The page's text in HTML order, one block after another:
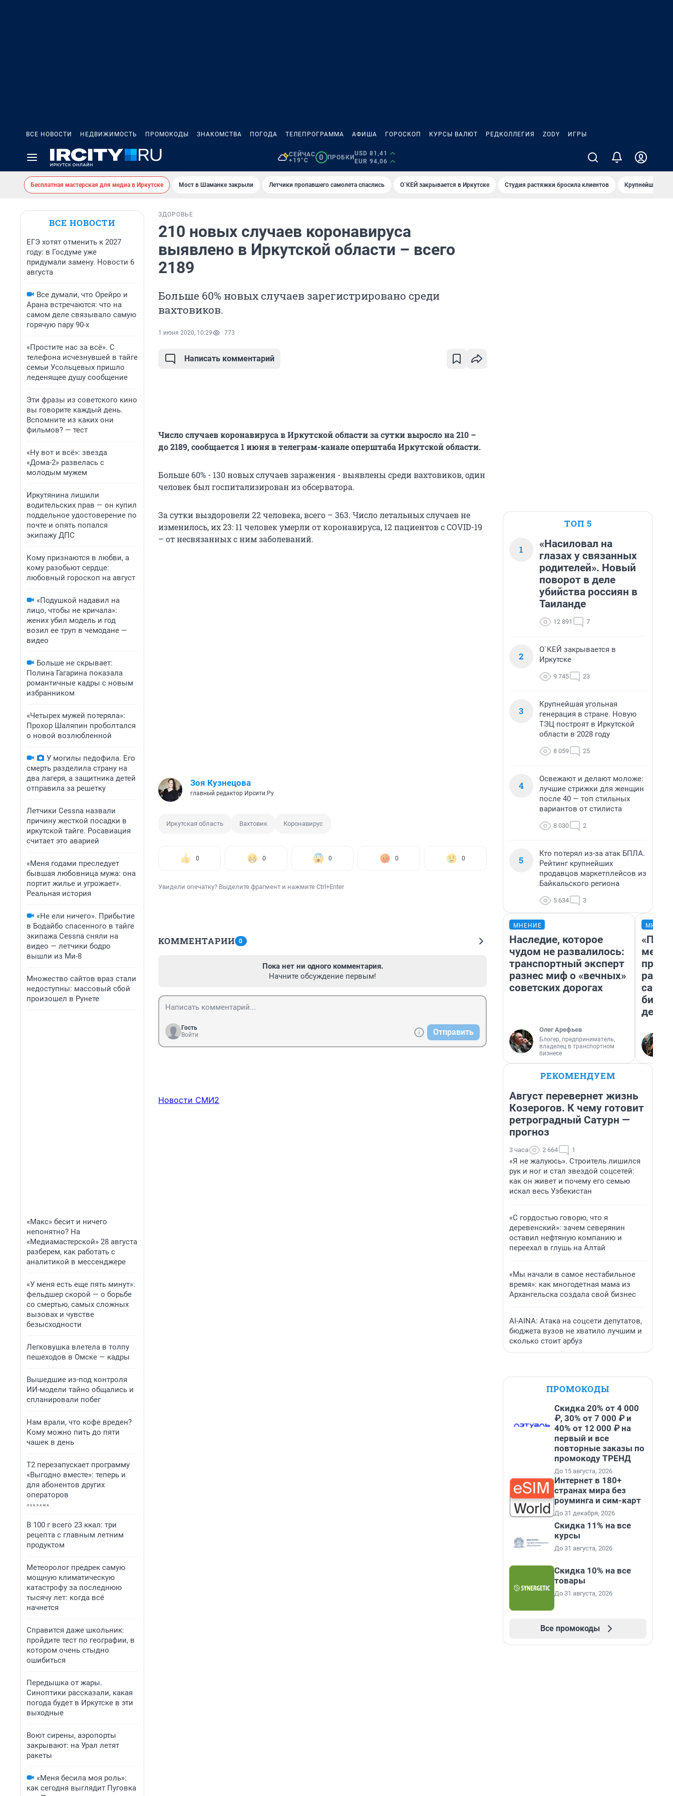
ВСЕ НОВОСТИ НЕДВИЖИМОСТЬ ПРОМОКОДЫ ЗНАКОМСТВА ПОГОДА ТЕЛЕПРОГРАММА АФИША ГОРОСКОП КУРСЫ ВАЛЮТ РЕДКОЛЛЕГИЯ ZODY ИГРЫ
СЕЙЧАС
+19°C
0 ПРОБКИ
USD 81,41
EUR 94,06
Бесплатная мастерская для медиа в Иркутске Мост в Шаманке закрыли Летчики пропавшего самолета спаслись О`КЕЙ закрывается в Иркутске Студия растяжки бросила клиентов Крупнейшие
ВСЕ НОВОСТИ
ЕГЭ хотят отменить к 2027
году: в Госдуме уже
придумали замену. Новости 6
августа
Все думали, что Орейро и
Арана встречаются: что на
самом деле связывало самую
горячую пару 90-х
«Простите нас за всё». С
телефона исчезнувшей в тайге
семьи Усольцевых пришло
леденящее душу сообщение
Эти фразы из советского кино
вы говорите каждый день.
Вспомните из каких они
фильмов? — тест
«Ну вот и всё»: звезда
«Дома-2» развелась с
молодым мужем
Иркутянина лишили
водительских прав — он купил
поддельное удостоверение по
почте и опять попался
экипажу ДПС
Кому признаются в любви, а
кому разобьют сердце:
любовный гороскоп на август
«Подушкой надавил на
лицо, чтобы не кричала»:
жених убил модель и год
возил ее труп в чемодане —
видео
Больше не скрывает:
Полина Гагарина показала
романтичные кадры с новым
избранником
«Четырех мужей потеряла»:
Прохор Шаляпин проболтался
о новой возлюбленной
У могилы педофила. Его
смерть разделила страну на
два лагеря, а защитника детей
отправила за решетку
Летчики Cessna назвали
причину жесткой посадки в
иркутской тайге. Росавиация
считает это аварией
«Меня годами преследует
бывшая любовница мужа: она
портит жилье и угрожает».
Реальная история
«Не ели ничего». Прибытие
в Бодайбо спасенного в тайге
экипажа Cessna сняли на
видео — летчики бодро
вышли из Ми-8
Множество сайтов враз стали
недоступны: массовый сбой
произошел в Рунете
«Макс» бесит и ничего
непонятно? На
«Медиамастерской» 28 августа
разберем, как работать с
аналитикой в мессенджере
«У меня есть еще пять минут»:
фельдшер скорой — о борьбе
со смертью, самых сложных
вызовах и чувстве
безысходности
Легковушка влетела в толпу
пешеходов в Омске — кадры
Вышедшие из-под контроля
ИИ-модели тайно общались и
спланировали побег
Нам врали, что кофе вреден?
Кому можно пить до пяти
чашек в день
Т2 перезапускает программу
«Выгодно вместе»: теперь и
для абонентов других
операторов
В 100 г всего 23 ккал: три
рецепта с главным летним
продуктом
Метеоролог предрек самую
мощную климатическую
катастрофу за последнюю
тысячу лет: когда всё
начнется
Справится даже школьник:
пройдите тест по географии, в
котором очень стыдно
ошибиться
Передышка от жары.
Синоптики рассказали, какая
погода будет в Иркутске в эти
выходные
Воют сирены, аэропорты
закрывают: на Урал летят
ракеты
«Меня бесила моя роль»:
как сегодня выглядит Пуговка
ЗДОРОВЬЕ
210 новых случаев коронавируса
выявлено в Иркутской области – всего
2189
Больше 60% новых случаев зарегистрировано среди
вахтовиков.
1 июня 2020, 10:29 773
Написать комментарий
Число случаев коронавируса в Иркутской области за сутки выросло на 210 –
до 2189, сообщается 1 июня в телеграм-канале оперштаба Иркутской области.
Больше 60% - 130 новых случаев заражения - выявлены среди вахтовиков, один
человек был госпитализирован из обсерватора.
За сутки выздоровели 22 человека, всего – 363. Число летальных случаев не
изменилось, их 23: 11 человек умерли от коронавируса, 12 пациентов с COVID-19
– от несвязанных с ним заболеваний.
Зоя Кузнецова
главный редактор Ирсити.Ру
Иркутская область Вахтовик Коронавирус
0 0 0 0 0
Увидели опечатку? Выделите фрагмент и нажмите Ctrl+Enter
КОММЕНТАРИИ 0
Пока нет ни одного комментария.
Начните обсуждение первым!
Гость
Войти
Отправить
Новости СМИ2
ТОП 5
1
«Насиловал на
глазах у связанных
родителей». Новый
поворот в деле
убийства россиян в
Таиланде
12 891 7
2
О`КЕЙ закрывается в
Иркутске
9 745 23
3
Крупнейшая угольная
генерация в стране. Новую
ТЭЦ построят в Иркутской
области в 2028 году
8 059 25
4
Освежают и делают моложе:
лучшие стрижки для женщин
после 40 — топ стильных
вариантов от стилиста
8 030 2
5
Кто потерял из-за атак БПЛА.
Рейтинг крупнейших
продавцов маркетплейсов из
Байкальского региона
5 634 3
МНЕНИЕ
Наследие, которое
чудом не развалилось:
транспортный эксперт
разнес миф о «вечных»
советских дорогах
Олег Арефьев
Блогер, предприниматель,
владелец в транспортном
бизнесе
РЕКОМЕНДУЕМ
Август перевернет жизнь
Козерогов. К чему готовит
ретроградный Сатурн —
прогноз
3 часа 2 664 1
«Я не жалуюсь». Строитель лишился
рук и ног и стал звездой соцсетей:
как он живет и почему его семью
искал весь Узбекистан
«С гордостью говорю, что я
деревенский»: зачем северянин
оставил нефтяную компанию и
переехал в глушь на Алтай
«Мы начали в самое нестабильное
время»: как многодетная мама из
Архангельска создала свой бизнес
AI-AINA: Атака на соцсети депутатов,
бюджета вузов не хватило лучшим и
сколько стоит арбуз
ПРОМОКОДЫ
Скидка 20% от 4 000
₽, 30% от 7 000 ₽ и
40% от 12 000 ₽ на
первый и все
повторные заказы по
промокоду ТРЕНД
До 15 августа, 2026
Интернет в 180+
странах мира без
роуминга и сим-карт
До 31 декабря, 2026
Скидка 11% на все
курсы
До 31 августа, 2026
Скидка 10% на все
товары
До 31 августа, 2026
Все промокоды